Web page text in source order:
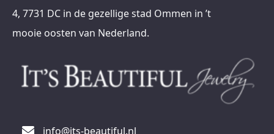
4, 7731 DC in de gezellige stad Ommen in ’t
mooie oosten van Nederland.
info@its-beautiful.nl